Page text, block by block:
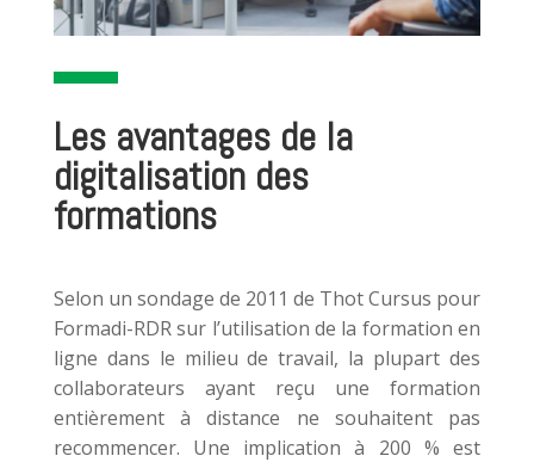
Les avantages de la
digitalisation des
formations
Selon un sondage de 2011 de Thot Cursus pour
Formadi-RDR sur l’utilisation de la formation en
ligne dans le milieu de travail, la plupart des
collaborateurs ayant reçu une formation
entièrement à distance ne souhaitent pas
recommencer. Une implication à 200 % est